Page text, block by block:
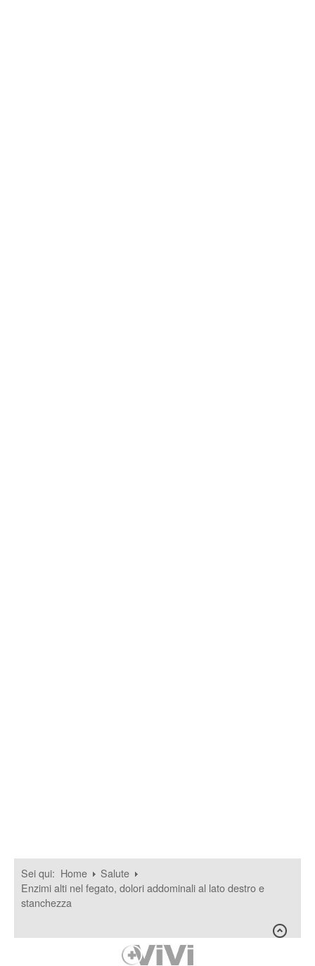
Sei qui: Home
Salute
Enzimi alti nel fegato, dolori addominali al lato destro e
stanchezza